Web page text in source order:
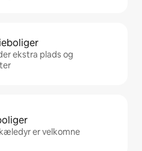
ekstra plads og
er velkomne